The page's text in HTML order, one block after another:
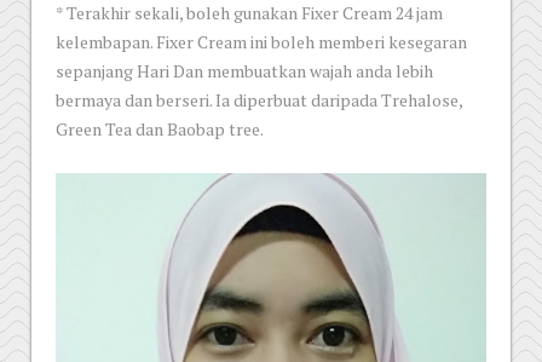
* Terakhir sekali, boleh gunakan Fixer Cream 24 jam
kelembapan. Fixer Cream ini boleh memberi kesegaran
sepanjang Hari Dan membuatkan wajah anda lebih
bermaya dan berseri. Ia diperbuat daripada Trehalose,
Green Tea dan Baobap tree.